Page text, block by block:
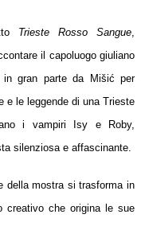
Trieste Rosso Sangue
il capoluogo giuliano
gran parte da Mišić per
e le leggende di una Trieste
i vampiri Isy e Roby,
silenziosa e affascinante.
della mostra si trasforma in
creativo che origina le sue